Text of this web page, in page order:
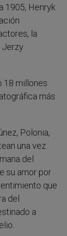
1905, Henryk
la
Jerzy
18 millones
más
Polonia,
una vez
del
su amor por
que
del
a